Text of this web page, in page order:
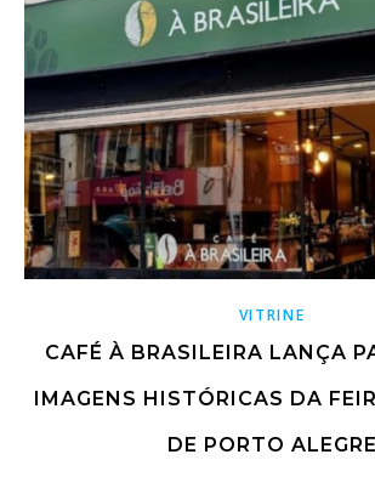
VITRINE
CAFÉ À BRASILEIRA LANÇA
IMAGENS HISTÓRICAS DA
DE PORTO ALEGRE